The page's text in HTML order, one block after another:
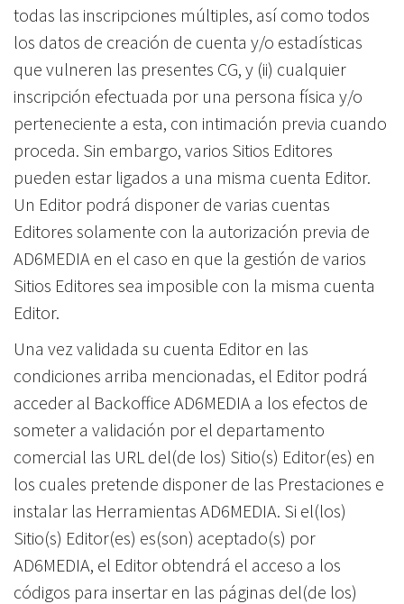
todas las inscripciones múltiples, así como todos
los datos de creación de cuenta y/o estadísticas
que vulneren las presentes CG, y (ii) cualquier
inscripción efectuada por una persona física y/o
perteneciente a esta, con intimación previa cuando
proceda. Sin embargo, varios Sitios Editores
pueden estar ligados a una misma cuenta Editor.
Un Editor podrá disponer de varias cuentas
Editores solamente con la autorización previa de
AD6MEDIA en el caso en que la gestión de varios
Sitios Editores sea imposible con la misma cuenta
Editor.
Una vez validada su cuenta Editor en las
condiciones arriba mencionadas, el Editor podrá
acceder al Backoffice AD6MEDIA a los efectos de
someter a validación por el departamento
comercial las URL del(de los) Sitio(s) Editor(es) en
los cuales pretende disponer de las Prestaciones e
instalar las Herramientas AD6MEDIA. Si el(los)
Sitio(s) Editor(es) es(son) aceptado(s) por
AD6MEDIA, el Editor obtendrá el acceso a los
códigos para insertar en las páginas del(de los)